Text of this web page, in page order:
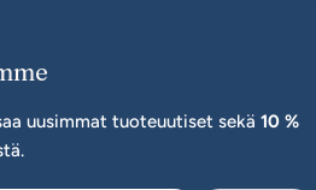
uusimmat tuoteuutiset sekä 10 %